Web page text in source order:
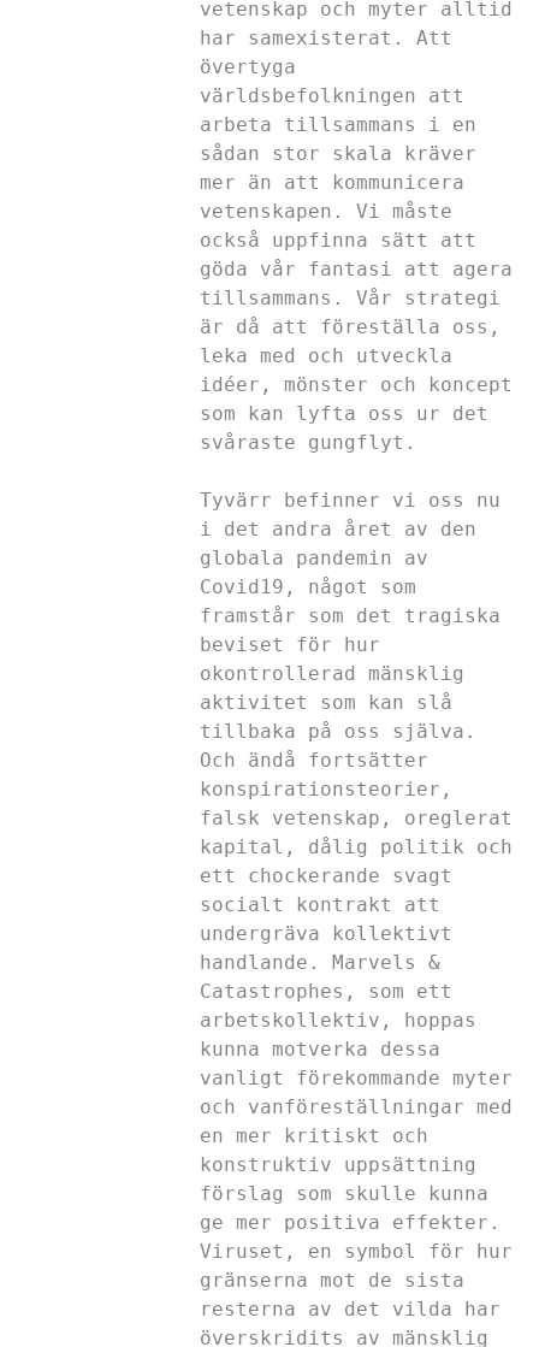
vetenskap och myter alltid
har samexisterat. Att
övertyga
världsbefolkningen att
arbeta tillsammans i en
sådan stor skala kräver
mer än att kommunicera
vetenskapen. Vi måste
också uppfinna sätt att
göda vår fantasi att agera
tillsammans. Vår strategi
är då att föreställa oss,
leka med och utveckla
idéer, mönster och koncept
som kan lyfta oss ur det
svåraste gungflyt.
Tyvärr befinner vi oss nu
i det andra året av den
globala pandemin av
Covid19, något som
framstår som det tragiska
beviset för hur
okontrollerad mänsklig
aktivitet som kan slå
tillbaka på oss själva.
Och ändå fortsätter
konspirationsteorier,
falsk vetenskap, oreglerat
kapital, dålig politik och
ett chockerande svagt
socialt kontrakt att
undergräva kollektivt
handlande. Marvels &
Catastrophes, som ett
arbetskollektiv, hoppas
kunna motverka dessa
vanligt förekommande myter
och vanföreställningar med
en mer kritiskt och
konstruktiv uppsättning
förslag som skulle kunna
ge mer positiva effekter.
Viruset, en symbol för hur
gränserna mot de sista
resterna av det vilda har
överskridits av mänsklig